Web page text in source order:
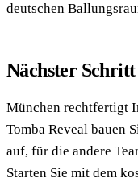
deutschen
Nächster Schritt
München rechtfertigt
Tomba Reveal bauen
auf, für die andere
Starten Sie mit dem